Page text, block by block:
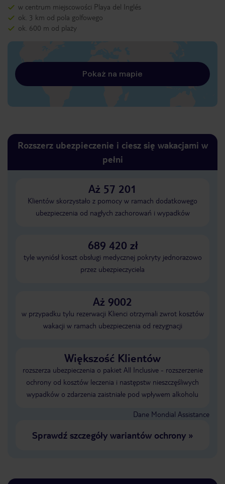
w centrum miejscowości Playa del Inglés
ok. 3 km od pola golfowego
ok. 600 m od plaży
Pokaż na mapie
Rozszerz ubezpieczenie i ciesz się wakacjami w
pełni
Aż 57 201
Klientów skorzystało z pomocy w ramach dodatkowego
ubezpieczenia od nagłych zachorowań i wypadków
689 420 zł
tyle wyniósł koszt obsługi medycznej pokryty jednorazowo
przez ubezpieczyciela
Aż 9002
w przypadku tylu rezerwacji Klienci otrzymali zwrot kosztów
wakacji w ramach ubezpieczenia od rezygnacji
Większość Klientów
rozszerza ubezpieczenia o pakiet All Inclusive - rozszerzenie
ochrony od kosztów leczenia i następstw nieszczęśliwych
wypadków o zdarzenia zaistniałe pod wpływem alkoholu
Dane Mondial Assistance
Sprawdź szczegóły wariantów ochrony»